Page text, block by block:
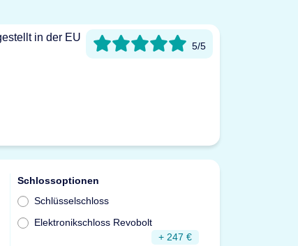
5/5
Schlossoptionen
Schlüsselschloss
Elektronikschloss Revobolt
+ 247 €